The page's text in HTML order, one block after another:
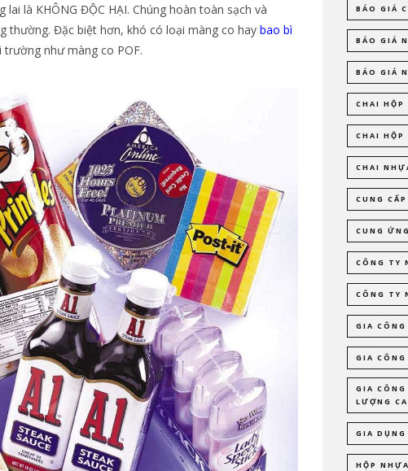
là KHÔNG ĐỘC HẠI. Chúng hoàn toàn sạch và
thường. Đặc biệt hơn, khó có loại màng co hay bao bì
như màng co POF.
BÁO GIÁ
BÁO GIÁ
BÁO GIÁ
CHAI HỘP
CHAI HỘP
CHAI
CUNG
CUNG
CÔNG TY
CÔNG TY
GIA
GIA
GIA
LƯỢNG
GIA DỤNG
HỘP